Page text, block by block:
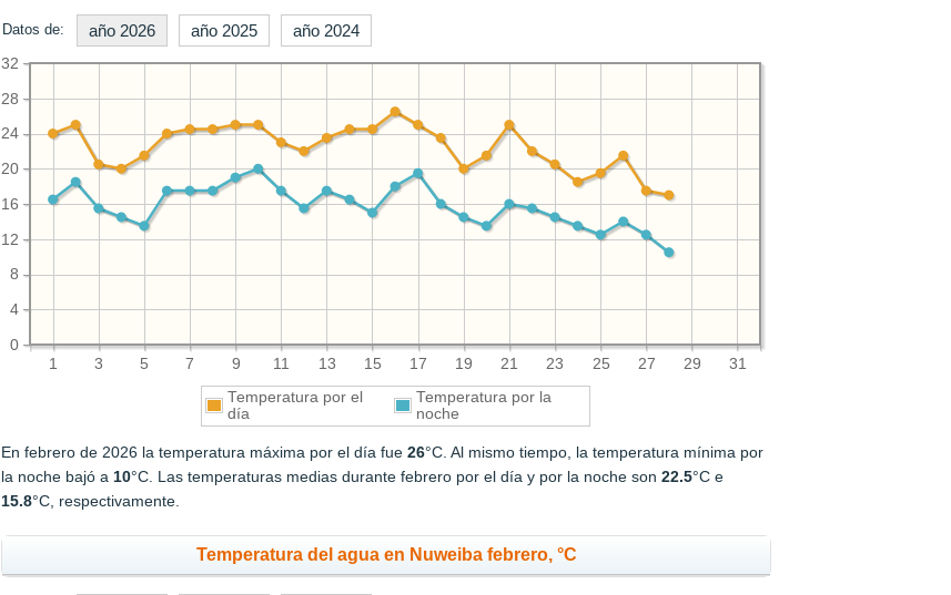
Datos de: año 2026 año 2025 año 2024
1 3 5 7 9 11 13 15 17 19 21 23 25 27 29 31
0
4
8
12
16
20
24
28
32
Temperatura por el
día
Temperatura por la
noche
En febrero de 2026 la temperatura máxima por el día fue26°C. Al mismo tiempo, la temperatura mínima por
la noche bajó a10°C. Las temperaturas medias durante febrero por el día y por la noche son22.5°C e
15.8°C, respectivamente.
Temperatura del agua en Nuweiba febrero, °C